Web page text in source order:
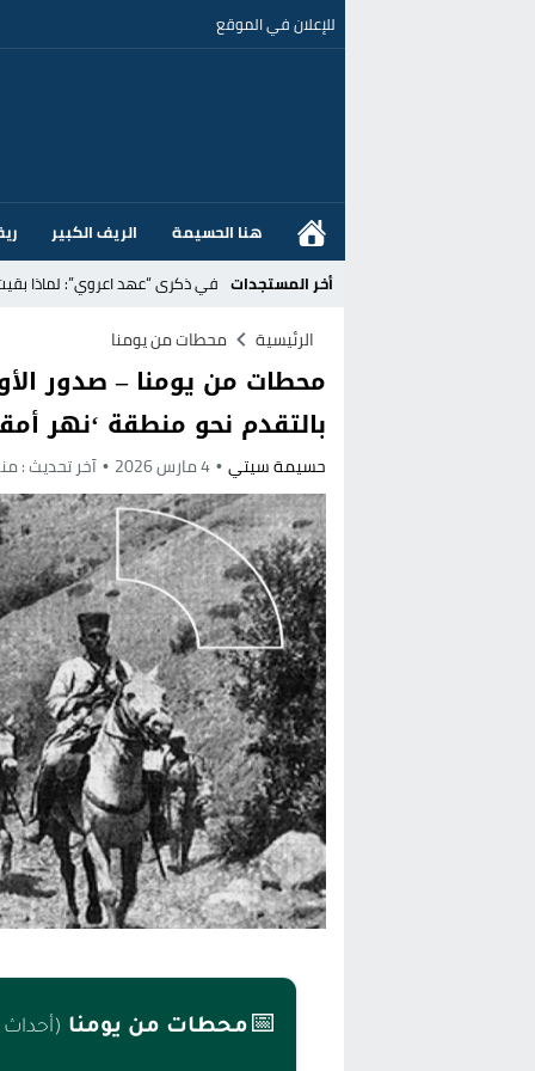
للإعلان في الموقع
هنا الحسيمة الريف الكبير
أخر المستجدات في ذكرى “عهد اعروي”: لماذا
إسبانيا تلوّح بـإجراءات انتقامية
عزوف جيل Z عن الوظائف المكتبية نحو المهن الحرفية: تحول اجتماعي يسائل نجاعة السياسات العمومية بالمغرب
القضاء الإسباني يفتح تحقيقا في
هل قطع أخنوش عطلته بأمر من
عز الدين أوناحي يتصدر اهتمامات
تغيير تاريخي بحزب الاستقلال
اتفاق وشيك بين واشنطن وطهران
الحكومة الإسبانية تعلن عن ميزانية استثنائية بقيمة 25
قطاع نقل البضائع بالمغرب يلوح
الرئيسية محطات من يومنا
محطات من يومنا – صدور
بالتقدم نحو منطقة ‘نهر
حسيمة سيتي 4 مارس 2026 آخر تحديث :منذ
📅 محطات من يومنا (أحداث 05 مارس)